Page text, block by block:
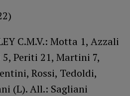
C.M.V.: Motta 1, Azzali
Periti 21, Martini 7,
Rossi, Tedoldi,
(L). All.: Sagliani